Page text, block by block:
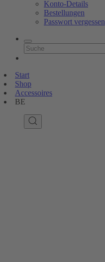
Konto-Details
Bestellungen
Passwort vergessen
Start
Shop
Accessoires
BE